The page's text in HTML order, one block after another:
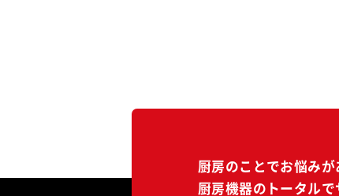
厨房のことでお悩みが
厨房機器のトータル